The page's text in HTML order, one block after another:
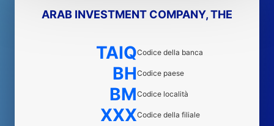
ARAB INVESTMENT COMPANY, THE
TAIQCodice della banca
BHCodice paese
BMCodice località
XXXCodice della filiale